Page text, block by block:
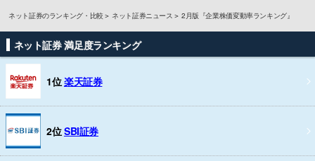
ネット証券のランキング・比較 ネット証券ニュース 2月版『企業株価変動率ランキング』
ネット証券 満足度ランキング
1位楽天証券
2位SBI証券